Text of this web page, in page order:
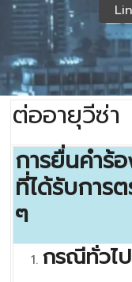
ต่ออายุวีซ่า
การยื่นคำร้
ที่ได้รับการ
ๆ
กรณีทั่วไป